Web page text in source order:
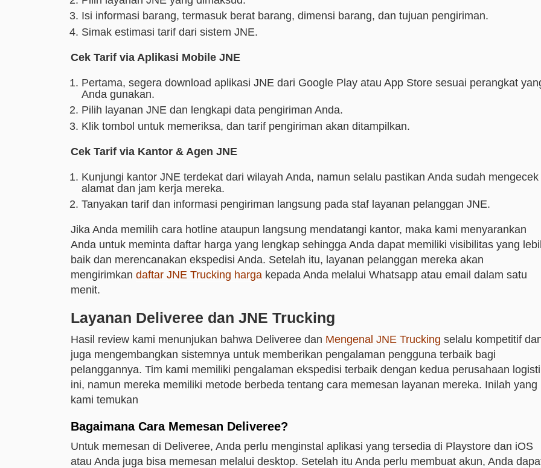
Isi informasi barang, termasuk berat barang, dimensi barang, dan tujuan pengiriman.
Simak estimasi tarif dari sistem JNE.
Cek Tarif via Aplikasi Mobile JNE
Pertama, segera download aplikasi JNE dari Google Play atau App Store sesuai perangkat
Anda gunakan.
Pilih layanan JNE dan lengkapi data pengiriman Anda.
Klik tombol untuk memeriksa, dan tarif pengiriman akan ditampilkan.
Cek Tarif via Kantor & Agen JNE
Kunjungi kantor JNE terdekat dari wilayah Anda, namun selalu pastikan Anda sudah mengecek
alamat dan jam kerja mereka.
Tanyakan tarif dan informasi pengiriman langsung pada staf layanan pelanggan JNE.
Jika Anda memilih cara hotline ataupun langsung mendatangi kantor, maka kami menyarankan
Anda untuk meminta daftar harga yang lengkap sehingga Anda dapat memiliki visibilitas yang
baik dan merencanakan ekspedisi Anda. Setelah itu, layanan pelanggan mereka akan
mengirimkan daftar JNE Trucking harga kepada Anda melalui Whatsapp atau email dalam satu
menit.
Layanan Deliveree dan JNE Trucking
Hasil review kami menunjukan bahwa Deliveree dan Mengenal JNE Trucking selalu kompetitif
juga mengembangkan sistemnya untuk memberikan pengalaman pengguna terbaik bagi
pelanggannya. Tim kami memiliki pengalaman ekspedisi terbaik dengan kedua perusahaan
ini, namun mereka memiliki metode berbeda tentang cara memesan layanan mereka. Inilah yang
kami temukan
Bagaimana Cara Memesan Deliveree?
Untuk memesan di Deliveree, Anda perlu menginstal aplikasi yang tersedia di Playstore dan iOS
atau Anda juga bisa memesan melalui desktop. Setelah itu Anda perlu membuat akun, Anda